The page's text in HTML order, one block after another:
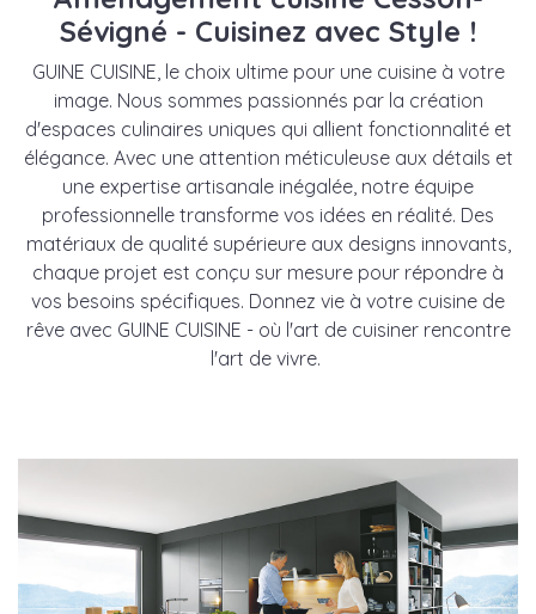
Sévigné - Cuisinez avec Style !
GUINE CUISINE, le choix ultime pour une cuisine à votre
image. Nous sommes passionnés par la création
d'espaces culinaires uniques qui allient fonctionnalité et
élégance. Avec une attention méticuleuse aux détails et
une expertise artisanale inégalée, notre équipe
professionnelle transforme vos idées en réalité. Des
matériaux de qualité supérieure aux designs innovants,
chaque projet est conçu sur mesure pour répondre à
vos besoins spécifiques. Donnez vie à votre cuisine de
rêve avec GUINE CUISINE - où l'art de cuisiner rencontre
l'art de vivre.